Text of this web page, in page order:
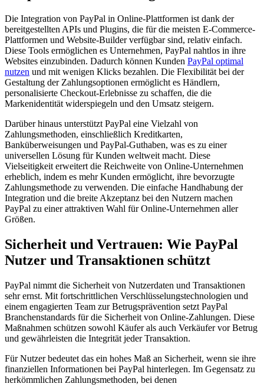
Die Integration von PayPal in Online-Plattformen ist dank der
bereitgestellten APIs und Plugins, die für die meisten E-Commerce-
Plattformen und Website-Builder verfügbar sind, relativ einfach.
Diese Tools ermöglichen es Unternehmen, PayPal nahtlos in ihre
Websites einzubinden. Dadurch können Kunden PayPal optimal
nutzen und mit wenigen Klicks bezahlen. Die Flexibilität bei der
Gestaltung der Zahlungsoptionen ermöglicht es Händlern,
personalisierte Checkout-Erlebnisse zu schaffen, die die
Markenidentität widerspiegeln und den Umsatz steigern.
Darüber hinaus unterstützt PayPal eine Vielzahl von
Zahlungsmethoden, einschließlich Kreditkarten,
Banküberweisungen und PayPal-Guthaben, was es zu einer
universellen Lösung für Kunden weltweit macht. Diese
Vielseitigkeit erweitert die Reichweite von Online-Unternehmen
erheblich, indem es mehr Kunden ermöglicht, ihre bevorzugte
Zahlungsmethode zu verwenden. Die einfache Handhabung der
Integration und die breite Akzeptanz bei den Nutzern machen
PayPal zu einer attraktiven Wahl für Online-Unternehmen aller
Größen.
Sicherheit und Vertrauen: Wie PayPal
Nutzer und Transaktionen schützt
PayPal nimmt die Sicherheit von Nutzerdaten und Transaktionen
sehr ernst. Mit fortschrittlichen Verschlüsselungstechnologien und
einem engagierten Team zur Betrugsprävention setzt PayPal
Branchenstandards für die Sicherheit von Online-Zahlungen. Diese
Maßnahmen schützen sowohl Käufer als auch Verkäufer vor Betrug
und gewährleisten die Integrität jeder Transaktion.
Für Nutzer bedeutet das ein hohes Maß an Sicherheit, wenn sie ihre
finanziellen Informationen bei PayPal hinterlegen. Im Gegensatz zu
herkömmlichen Zahlungsmethoden, bei denen